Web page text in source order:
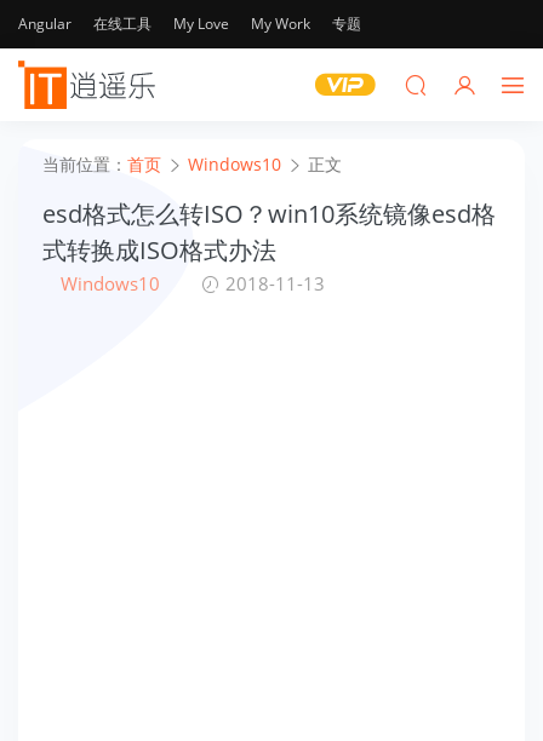
Angular 在线工具 My Love My Work 专题
当前位置： 首页 Windows10 正文
esd格式怎么转ISO？win10系统镜像esd格
式转换成ISO格式办法
Windows10 2018-11-13